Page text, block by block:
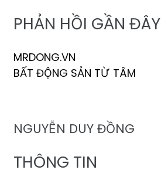
PHẢN HỒI GẦN ĐÂY
MRDONG.VN
BẤT ĐỘNG SẢN TỪ TÂM
NGUYỄN DUY ĐỒNG
THÔNG TIN